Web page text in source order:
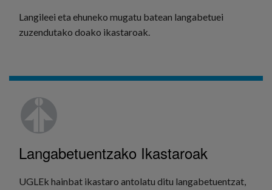
Langileei eta ehuneko mugatu batean langabetuei
zuzendutako doako ikastaroak.
Langabetuentzako Ikastaroak
UGLEk hainbat ikastaro antolatu ditu langabetuentzat,